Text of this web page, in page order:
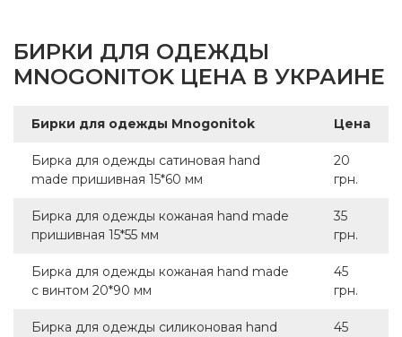
БИРКИ ДЛЯ ОДЕЖДЫ
MNOGONITOK ЦЕНА В УКРАИНЕ
Бирки для одежды Mnogonitok Цена
Бирка для одежды сатиновая hand
made пришивная 15*60 мм
20
грн.
Бирка для одежды кожаная hand made
пришивная 15*55 мм
35
грн.
Бирка для одежды кожаная hand made
с винтом 20*90 мм
45
грн.
Бирка для одежды силиконовая hand
45